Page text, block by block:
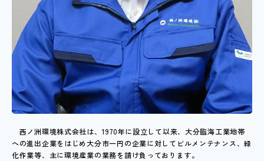
西ノ洲環境株式会社は、1970年に設立して以来、大分臨海工業地帯
への進出企業をはじめ大分市一円の企業に対してビルメンテナンス、緑
化作業等、主に環境産業の業務を請け負っております。